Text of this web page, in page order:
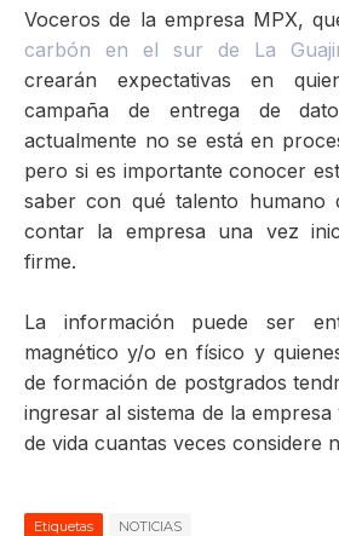
Voceros de la empresa MPX,
carbón en el sur de La
crearán expectativas en
campaña de entrega de
actualmente no se está en
pero si es importante conocer
saber con qué talento humano
contar la empresa una vez
firme.
La información puede ser
magnético y/o en físico y
de formación de postgrados
ingresar al sistema de la
de vida cuantas veces considere
Etiquetas NOTICIAS